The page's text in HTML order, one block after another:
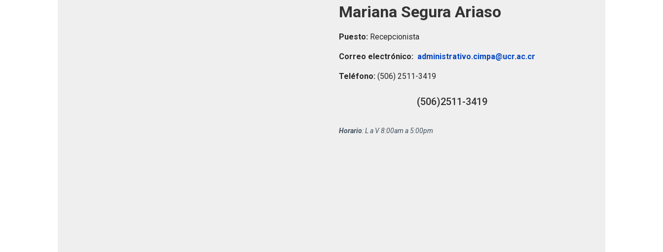
Mariana Segura Ariaso
Puesto: Recepcionista
Correo electrónico: administrativo.cimpa@ucr.ac.cr
Teléfono: (506) 2511-3419
(506)2511-3419
Horario: L a V 8:00am a 5:00pm